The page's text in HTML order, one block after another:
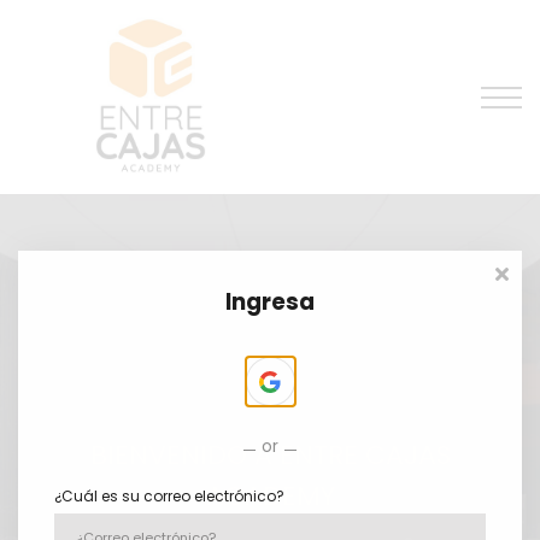
Preguntas Frequentes
BIENVENIDO A ENTRE CAJAS
ACADEMY
Ingresa
or
¿Cuál es su correo electrónico?